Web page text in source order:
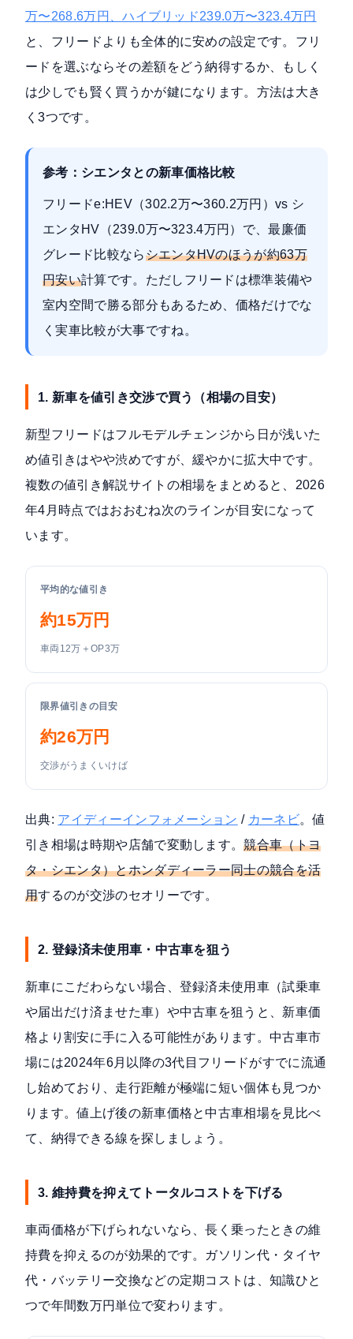
万〜268.6万円、ハイブリッド239.0万〜323.4万円
と、フリードよりも全体的に安めの設定です。フリ
ードを選ぶならその差額をどう納得するか、もしく
は少しでも賢く買うかが鍵になります。方法は大き
く3つです。
参考：シエンタとの新車価格比較
フリードe:HEV（302.2万〜360.2万円）vs シ
エンタHV（239.0万〜323.4万円）で、最廉価
グレード比較ならシエンタHVのほうが約63万
円安い計算です。ただしフリードは標準装備や
室内空間で勝る部分もあるため、価格だけでな
く実車比較が大事ですね。
1. 新車を値引き交渉で買う（相場の目安）
新型フリードはフルモデルチェンジから日が浅いた
め値引きはやや渋めですが、緩やかに拡大中です。
複数の値引き解説サイトの相場をまとめると、2026
年4月時点ではおおむね次のラインが目安になって
います。
平均的な値引き
約15万円
車両12万＋OP3万
限界値引きの目安
約26万円
交渉がうまくいけば
出典: アイディーインフォメーション / カーネビ。値
引き相場は時期や店舗で変動します。競合車（トヨ
タ・シエンタ）とホンダディーラー同士の競合を活
用するのが交渉のセオリーです。
2. 登録済未使用車・中古車を狙う
新車にこだわらない場合、登録済未使用車（試乗車
や届出だけ済ませた車）や中古車を狙うと、新車価
格より割安に手に入る可能性があります。中古車市
場には2024年6月以降の3代目フリードがすでに流通
し始めており、走行距離が極端に短い個体も見つか
ります。値上げ後の新車価格と中古車相場を見比べ
て、納得できる線を探しましょう。
3. 維持費を抑えてトータルコストを下げる
車両価格が下げられないなら、長く乗ったときの維
持費を抑えるのが効果的です。ガソリン代・タイヤ
代・バッテリー交換などの定期コストは、知識ひと
つで年間数万円単位で変わります。